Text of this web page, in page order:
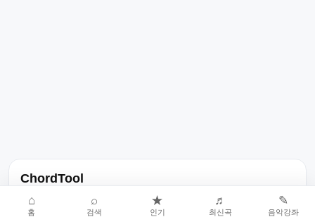
ChordTool
노래 가사, 곡 정보, 코드, 악보를 한곳에서 찾을 수 있는 음악 정보
서비스입니다.
⌂
홈
⌕
검색
★
인기
♬
최신곡
✎
음악강좌